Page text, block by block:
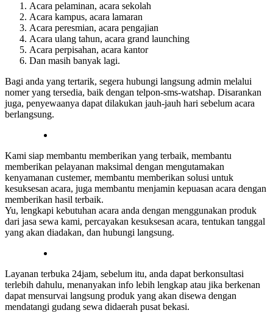
Acara pelaminan, acara sekolah
Acara kampus, acara lamaran
Acara peresmian, acara pengajian
Acara ulang tahun, acara grand launching
Acara perpisahan, acara kantor
Dan masih banyak lagi.
Bagi anda yang tertarik, segera hubungi langsung admin melalui
nomer yang tersedia, baik dengan telpon-sms-watshap. Disarankan
juga, penyewaanya dapat dilakukan jauh-jauh hari sebelum acara
berlangsung.
Kami siap membantu memberikan yang terbaik, membantu
memberikan pelayanan maksimal dengan mengutamakan
kenyamanan custemer, membantu memberikan solusi untuk
kesuksesan acara, juga membantu menjamin kepuasan acara dengan
memberikan hasil terbaik.
Yu, lengkapi kebutuhan acara anda dengan menggunakan produk
dari jasa sewa kami, percayakan kesuksesan acara, tentukan tanggal
yang akan diadakan, dan hubungi langsung.
Layanan terbuka 24jam, sebelum itu, anda dapat berkonsultasi
terlebih dahulu, menanyakan info lebih lengkap atau jika berkenan
dapat mensurvai langsung produk yang akan disewa dengan
mendatangi gudang sewa didaerah pusat bekasi.